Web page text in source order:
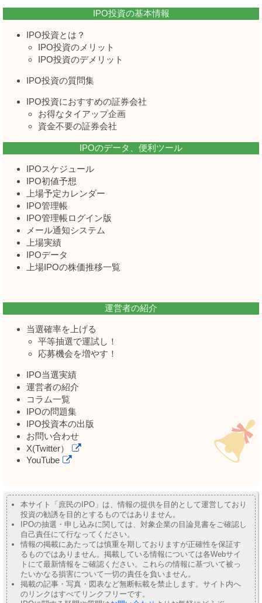
IPO投資の基本情報
IPO投資とは？
IPO投資のメリット
IPO投資のデメリット
IPO投資の質問集
IPO投資におすすめの証券会社
お得なタイアップ企画
資金不要の証券会社
IPOのデータ、便利ツール
IPOスケジュール
IPO初値予想
上場予定カレンダー
IPO管理帳
IPO管理帳ログイン版
メール通知システム
上場実績
IPOデータ
上場IPOの株価推移一覧
運営者の紹介
当選確率を上げる
平等抽選で運試し！
応募機会を増やす！
IPO当選実績
運営者の紹介
コラム一覧
IPOの問題集
IPO投資本の出版
お問い合わせ
X(Twitter）
YouTube
本サイト「庶民のIPO」は、情報の提供を目的として運営しており
投資の勧誘を目的とするものではありません。
IPOの抽選・申し込みに関しては、対象企業の目論見書をご確認し
自己責任にて行なってください。
情報の掲載にあたっては慎重を期しておりますが正確性を保証す
るものではありません。掲載している情報については各Webサイ
トにて最新情報をご確認ください。これらの情報に基づいて被っ
たいかなる損害について一切の責任を負いません。
掲載の記事・写真・図表など無断転載を禁止します。サイト内へ
のリンクはすべてリンクフリーです。